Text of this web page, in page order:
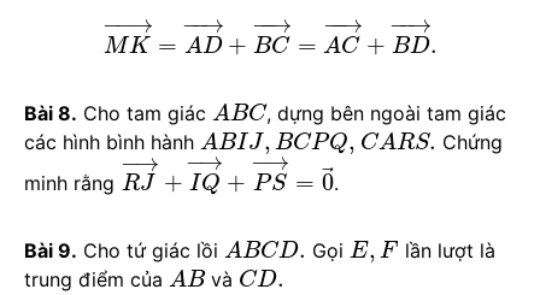
MK
− →
−
= AD
−→
−
+ BC
−→
−
= AC
−→
−
+ BD
−→
−
.
Bài 8. Cho tam giác ABC, dựng bên ngoài tam giác
các hình bình hành ABIJ, BCPQ, CARS. Chứng
minh rằng RJ
−→
+ IQ
−→
+ PS
−→
= 0⃗.
Bài 9. Cho tứ giác lồi ABCD. GọiE, F lần lượt là
trung điểm của ABvà CD.